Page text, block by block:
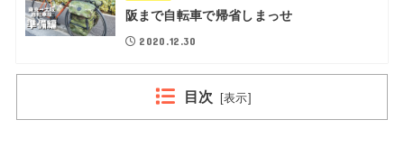
阪まで自転車で帰省しまっせ
2020.12.30
目次 表示